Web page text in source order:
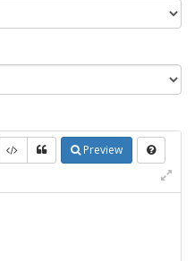
Preview